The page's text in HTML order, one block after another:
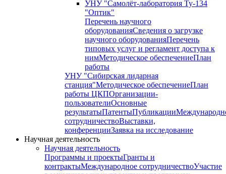
УНУ "Самолёт-лаборатория Ту-134
"Оптик"
Перечень научного
оборудованияСведения о загрузке
научного оборудованияПеречень
типовых услуг и регламент доступа к
нимМетодическое обеспечениеПлан
работы
УНУ "Сибирская лидарная
станция"Методическое обеспечениеПлан
работы ЦКПОрганизации-
пользователиОсновные
результатыПатентыПубликации
сотрудничествоВыставки,
конференцииЗаявка на исследование
Научная деятельность
Научная деятельность
Программы и проектыГранты и
контрактыМеждународное сотрудничествоУчастие